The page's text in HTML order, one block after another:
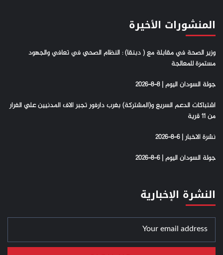
المنشورات الأخيرة
وزير الصحة في مقابلة مع ( دبنقا) : النظام الصحي في تعافي والجهود
مستمرة للمعالجة
جولة السودان اليوم | 8-8-2026
اشتباكات الدعم السريع و(المشتركة) بغرب دارفور تجبر الاف المدنيين علي الفرار
من 11 قرية
نشرة الاخبار | 6-8-2026
جولة السودان اليوم | 6-8-2026
النشرة الإخبارية